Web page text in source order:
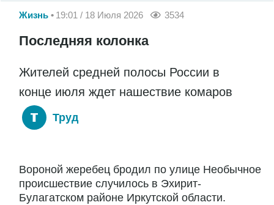
Жизнь 19:01 / 18 Июля 2026 3534
Последняя колонка
Жителей средней полосы России в
конце июля ждет нашествие комаров
Труд
Вороной жеребец бродил по улице Необычное
происшествие случилось в Эхирит-
Булагатском районе Иркутской области.